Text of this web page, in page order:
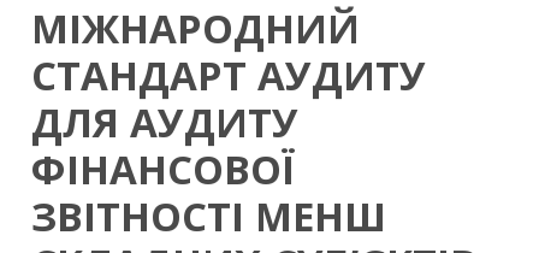
МІЖНАРОДНИЙ
СТАНДАРТ АУДИТУ
ДЛЯ АУДИТУ
ФІНАНСОВОЇ
ЗВІТНОСТІ МЕНШ